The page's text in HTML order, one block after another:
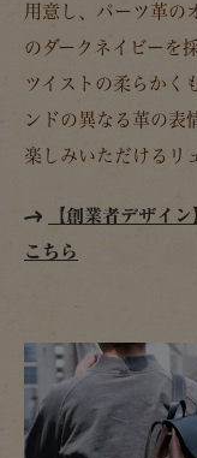
用意し、パーツ革の
のダークネイビーを
ツイストの柔らかく
ンドの異なる革の表
楽しみいただけるリ
【創業者デザイ
こちら